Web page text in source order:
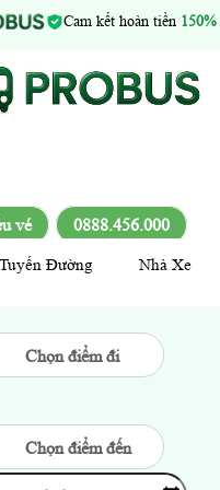
Cam kết hoàn tiền 150%
vé
0888.456.000
Tuyến Đường Nhà Xe
Chọn điểm đi
Chọn điểm đến